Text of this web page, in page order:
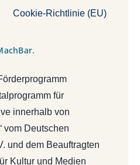
Cookie-Richtlinie (EU)
für
innerhalb von
vom Deutschen
und dem Beauftragten
Kultur und Medien